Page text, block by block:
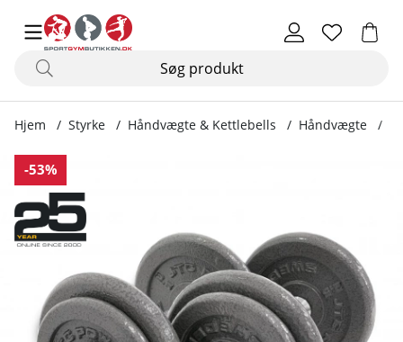
Hjem Styrke Håndvægte & Kettlebells Håndvægte
-53%
Produktbilleder Håndvægtsæt 2 x 9 kg